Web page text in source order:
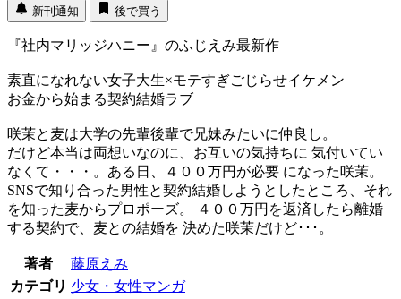
新刊通知 後で買う
『社内マリッジハニー』のふじえみ最新作
素直になれない女子大生×モテすぎごじらせイケメン
お金から始まる契約結婚ラブ
咲茉と麦は大学の先輩後輩で兄妹みたいに仲良し。
だけど本当は両想いなのに、お互いの気持ちに 気付いてい
なくて・・・。ある日、４００万円が必要 になった咲茉。
SNSで知り合った男性と契約結婚しようとしたところ、それ
を知った麦からプロポーズ。 ４００万円を返済したら離婚
する契約で、麦との結婚を 決めた咲茉だけど･･･。
著者
藤原えみ
カテゴリ 少女・女性マンガ